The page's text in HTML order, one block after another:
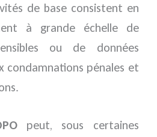
de base consistent en
à grande échelle de
ou de données
condamnations pénales et
peut, sous certaines